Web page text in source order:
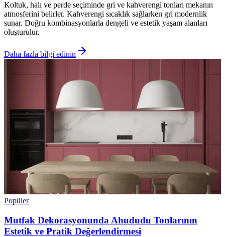
Koltuk, halı ve perde seçiminde gri ve kahverengi tonları mekanın
atmosferini belirler. Kahverengi sıcaklık sağlarken gri modernlik
sunar. Doğru kombinasyonlarla dengeli ve estetik yaşam alanları
oluşturulur.
Daha fazla bilgi edinin
Popüler
Mutfak Dekorasyonunda Ahududu Tonlarının
Estetik ve Pratik Değerlendirmesi